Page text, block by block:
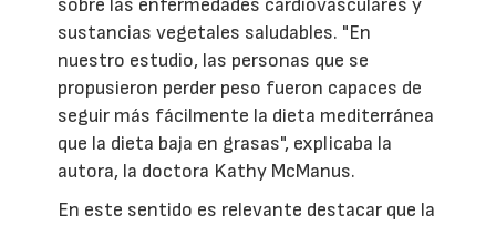
sobre las enfermedades cardiovasculares y
sustancias vegetales saludables. "En
nuestro estudio, las personas que se
propusieron perder peso fueron capaces de
seguir más fácilmente la dieta mediterránea
que la dieta baja en grasas", explicaba la
autora, la doctora Kathy McManus.
En este sentido es relevante destacar que la